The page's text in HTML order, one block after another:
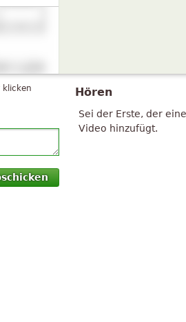
Hören
Sei der Erste, der
Video hinzufügt.
klicken